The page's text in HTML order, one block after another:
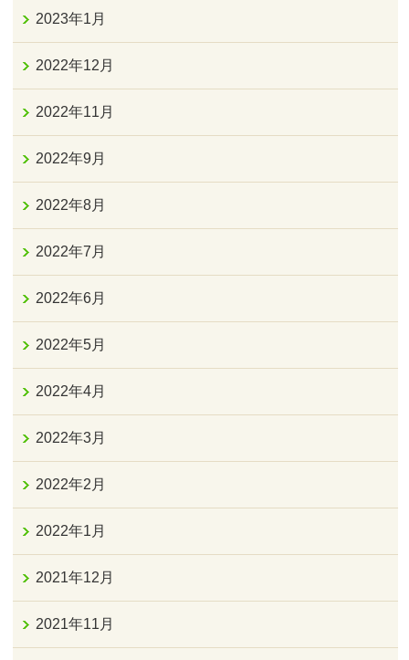
2023年1月
2022年12月
2022年11月
2022年9月
2022年8月
2022年7月
2022年6月
2022年5月
2022年4月
2022年3月
2022年2月
2022年1月
2021年12月
2021年11月